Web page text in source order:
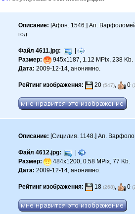
Описание: [Афон. 1546.] Ап.
год.
Файл 4611.jpg:
|
Размер:
945x1187, 1.12 MPix, 238 Kb.
Дата: 2009-12-14, анонимно.
Рейтинг изображения: 20(547), 0
Описание: [Сицилия. 1148.] Ап.
Файл 4612.jpg:
|
Размер:
484x1200, 0.58 MPix, 77 Kb.
Дата: 2009-12-14, анонимно.
Рейтинг изображения: 18(268), 0